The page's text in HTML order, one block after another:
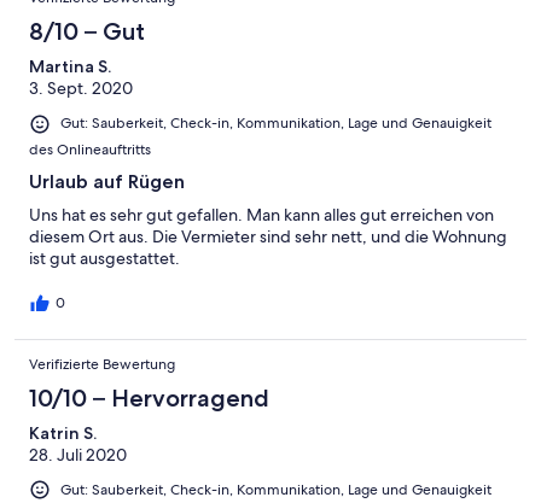
8/10 – Gut
Martina S.
3. Sept. 2020
Gut: Sauberkeit, Check-in, Kommunikation, Lage und Genauigkeit
des Onlineauftritts
Urlaub auf Rügen
Uns hat es sehr gut gefallen. Man kann alles gut erreichen von
diesem Ort aus. Die Vermieter sind sehr nett, und die Wohnung
ist gut ausgestattet.
0
Verifizierte Bewertung
10/10 – Hervorragend
Katrin S.
28. Juli 2020
Gut: Sauberkeit, Check-in, Kommunikation, Lage und Genauigkeit